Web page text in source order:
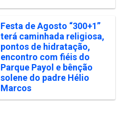
Festa de Agosto “300+1”
terá caminhada religiosa,
pontos de hidratação,
encontro com fiéis do
Parque Payol e bênção
solene do padre Hélio
Marcos